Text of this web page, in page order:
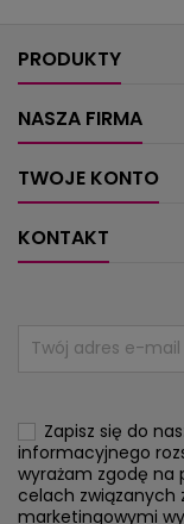
PRODUKTY
NASZA FIRMA
TWOJE KONTO
KONTAKT
Zapisz się do
informacyjnego
wyrażam zgodę na
celach związanych
marketingowymi